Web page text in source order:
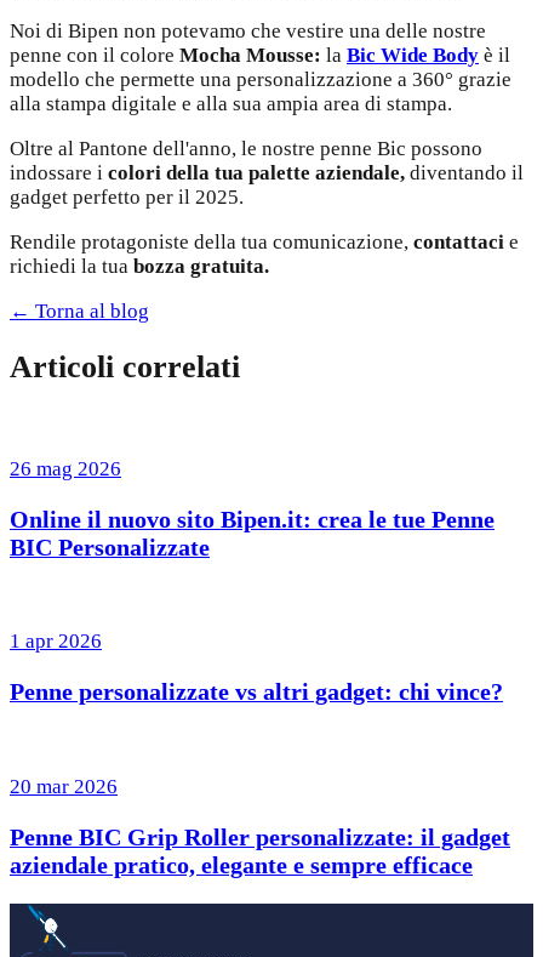
Noi di Bipen non potevamo che vestire una delle nostre
penne con il colore Mocha Mousse: la Bic Wide Body è il
modello che permette una personalizzazione a 360° grazie
alla stampa digitale e alla sua ampia area di stampa.
Oltre al Pantone dell'anno, le nostre penne Bic possono
indossare i colori della tua palette aziendale, diventando il
gadget perfetto per il 2025.
Rendile protagoniste della tua comunicazione, contattaci e
richiedi la tua bozza gratuita.
← Torna al blog
Articoli correlati
26 mag 2026
Online il nuovo sito Bipen.it: crea le tue Penne
BIC Personalizzate
1 apr 2026
Penne personalizzate vs altri gadget: chi vince?
20 mar 2026
Penne BIC Grip Roller personalizzate: il gadget
aziendale pratico, elegante e sempre efficace